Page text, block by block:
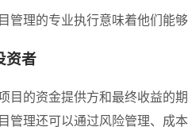
管理的专业执行意味着他们能
资者
目的资金提供方和最终收益的
管理还可以通过风险管理、成